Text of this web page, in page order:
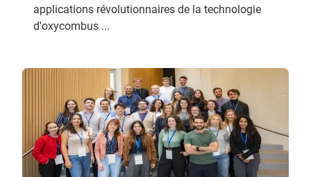
applications révolutionnaires de la technologie
d'oxycombus ...